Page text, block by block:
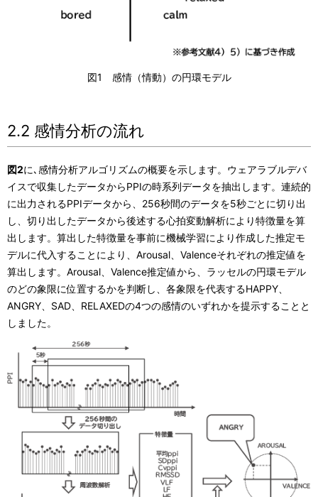
図1 感情（情動）の円環モデル
2.2 感情分析の流れ
図2に､感情分析アルゴリズムの概要を示します。ウェアラブルデバ
イスで収集したデータからPPIの時系列データを抽出します。連続的
に出力されるPPIデータから、256秒間のデータを5秒ごとに切り出
し、切り出したデータから後述する心拍変動解析により特徴量を算
出します。算出した特徴量を事前に機械学習により作成した推定モ
デルに代入することにより、Arousal、Valenceそれぞれの推定値を
算出します。Arousal、Valence推定値から、ラッセルの円環モデル
のどの象限に位置するかを判断し、各象限を代表するHAPPY、
ANGRY、SAD、RELAXEDの4つの感情のいずれかを提示することと
しました。